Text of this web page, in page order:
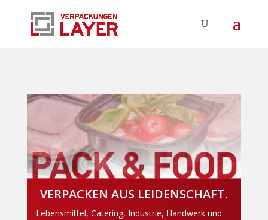
VERPACKEN AUS LEIDENSCHAFT.
Lebensmittel, Catering, Industrie, Handwerk und